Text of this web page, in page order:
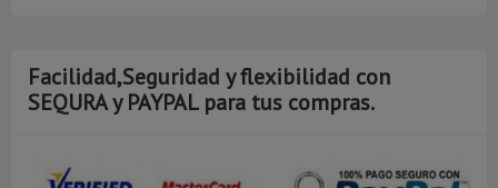
Facilidad,Seguridad y flexibilidad con
SEQURA y PAYPAL para tus compras.